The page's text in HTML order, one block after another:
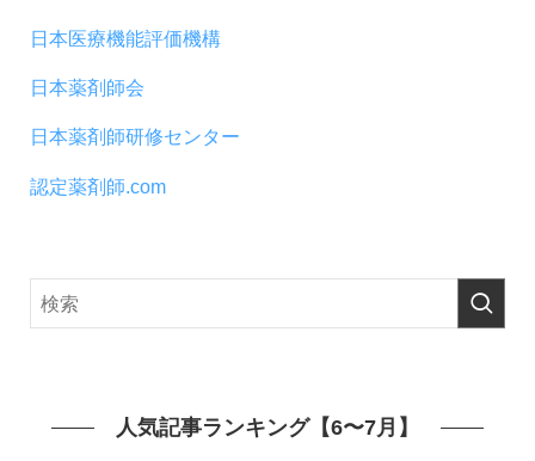
日本医療機能評価機構
日本薬剤師会
日本薬剤師研修センター
認定薬剤師.com
人気記事ランキング【6〜7月】